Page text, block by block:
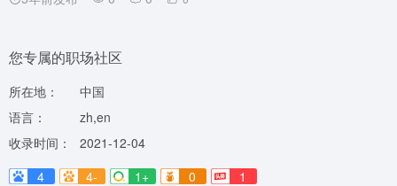
您专属的职场社区
所在地：
中国
语言：
zh,en
收录时间：
2021-12-04
4
4- 1+ 0 1